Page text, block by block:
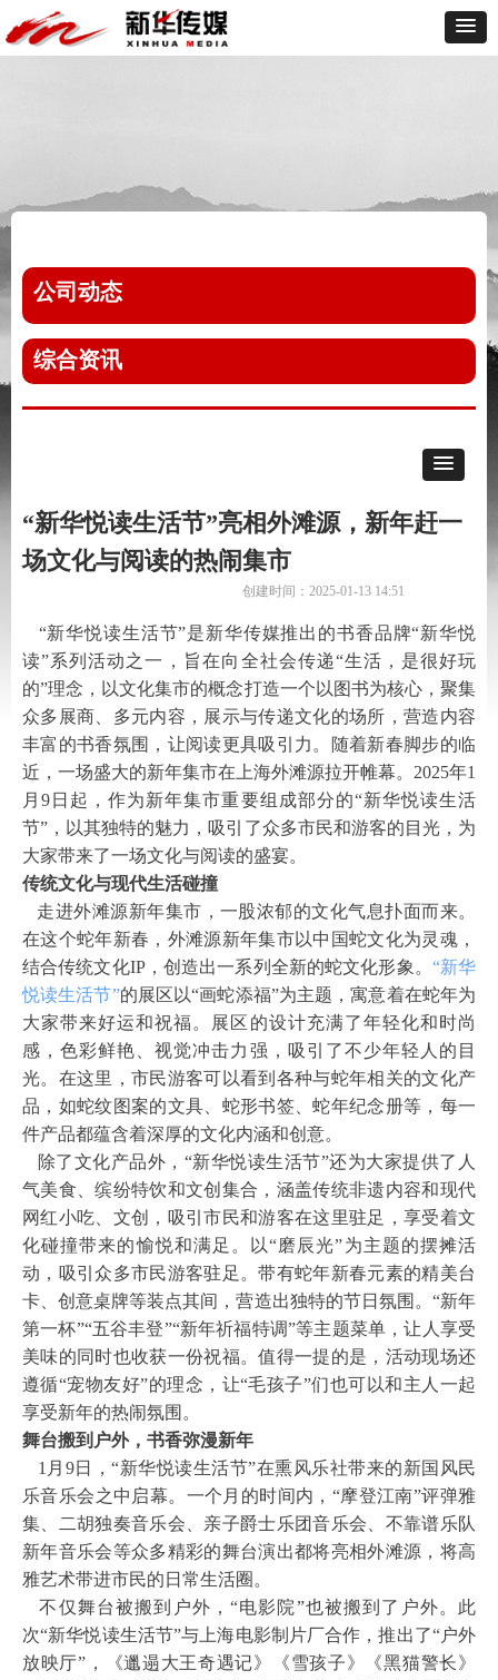
综合资讯
“新华悦读生活节”亮相外滩源，新年赶一
场文化与阅读的热闹集市
“新华悦读生活节”是新华传媒推出的书香品牌“新华悦
读”系列活动之一 ，旨在向 全社会传递“生活，是很好玩
的”理念，以文化集市的概念打造一个以图书为核心，聚集
众多展商、多元内容，展示与传递文化的场所，营造内容
丰富的书香氛围，让阅读更具吸引力。
随着新春脚步的临
近，一场盛大的新年集市在上海外滩源拉开帷幕。2025年1
月9日起，作为新年集市重要组成部分的“新华悦读生活
节”，以其独特的魅力，吸引了众多市民和游客的目光，为
大家带来了一场文化与阅读的盛宴。
传统文化与现代生活碰撞
走进外滩源新年集市，一股浓郁的文化气息扑面而来。
在这个蛇年新春，外滩源新年集市以中国蛇文化为灵魂，
结合传统文化IP，创造出一系列全新的蛇文化形象。 “新华
悦读生活节”的展区以“画蛇添福”为主题，寓意着在蛇年为
大家带来好运和祝福。展区的设计充满了年轻化和时尚
感，色彩鲜艳、视觉冲击力强，吸引了不少年轻人的目
光。在这里，市民游客可以看到各种与蛇年相关的文化产
品，如蛇纹图案的文具、蛇形书签、蛇年纪念册等，每一
件产品都蕴含着深厚的文化内涵和创意。
除了文化产品外，“新华悦读生活节”还为大家提供了人
气美食、缤纷特饮和文创集合，涵盖传统非遗内容和现代
网红小吃、文创，吸引市民和游客在这里驻足，享受着文
化碰撞带来的愉悦和满足。以“磨辰光”为主题的摆摊活
动，吸引众多市民游客驻足。带有蛇年新春元素的精美台
卡、创意桌牌等装点其间，营造出独特的节日氛围。“新年
第一杯”“五谷丰登”“新年祈福特调”等主题菜单，让人享受
美味的同时也收获一份祝福。值得一提的是，活动现场还
遵循“宠物友好”的理念，让“毛孩子”们也可以和主人一起
享受新年的热闹氛围。
舞台搬到户外，书香弥漫新年
1 月9日，“新华悦读生活节”在熏风乐社带来的新国风民
乐音乐会之中启幕。一个月的时间内，“摩登江南”评弹雅
集、二胡独奏音乐会、亲子爵士乐团音乐会、不靠谱乐队
新年音乐会等众多精彩的舞台演出都将亮相外滩源，将高
雅艺术带进市民的日常生活圈。
不仅舞台被搬到户外，“电影院”也被搬到了户外。此
次“新华悦读生活节”与上海电影制片厂合作，推出了“户外
放映厅”，《邋遢大王奇遇记》《雪孩子》《黑猫警长》
创建时间： 2025-01-13 14:51
公司动态